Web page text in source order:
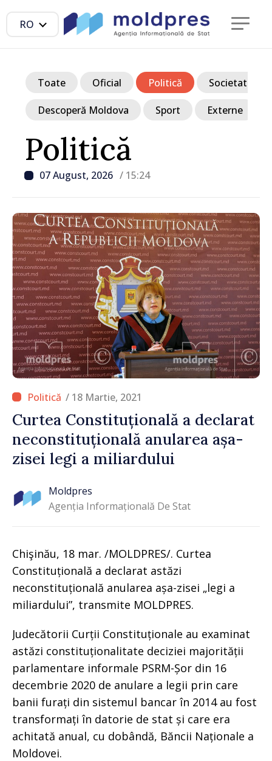
RO
Politică
07 August, 2026 / 15:24
Toate Oficial Politică Societate
Descoperă Moldova Sport Externe
/ 18 Martie, 2021
Curtea Constituțională a declarat
neconstituțională anularea așa-
zisei legi a miliardului
Moldpres
Agenția Informațională De Stat
Chişinău, 18 mar. /MOLDPRES/. Curtea
Constituțională a declarat astăzi
neconstituțională anularea așa-zisei „legi a
miliardului”, transmite MOLDPRES.
Judecătorii Curții Constituționale au examinat
astăzi constituționalitate deciziei majorității
parlamentare informale PSRM-Șor din 16
decembrie 2020 de anulare a legii prin care
banii furați din sistemul bancar în 2014 au fost
transformați în datorie de stat și care era
achitată anual, cu dobândă, Băncii Naționale a
Moldovei.